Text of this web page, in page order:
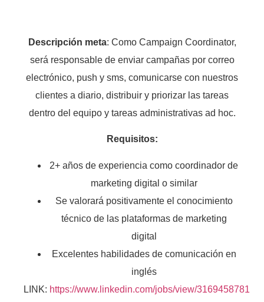
Descripción meta: Como Campaign Coordinator,
será responsable de enviar campañas por correo
electrónico, push y sms, comunicarse con nuestros
clientes a diario, distribuir y priorizar las tareas
dentro del equipo y tareas administrativas ad hoc.
Requisitos:
2+ años de experiencia como coordinador de
marketing digital o similar
Se valorará positivamente el conocimiento
técnico de las plataformas de marketing
digital
Excelentes habilidades de comunicación en
inglés
LINK: https://www.linkedin.com/jobs/view/3169458781